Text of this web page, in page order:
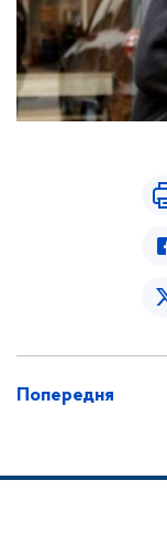
Попередня